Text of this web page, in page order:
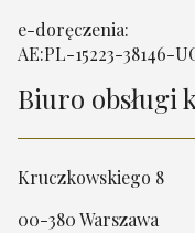
e-doręczenia:
AE:PL-15223-38146-
Biuro obsługi
Kruczkowskiego 8
00-380 Warszawa